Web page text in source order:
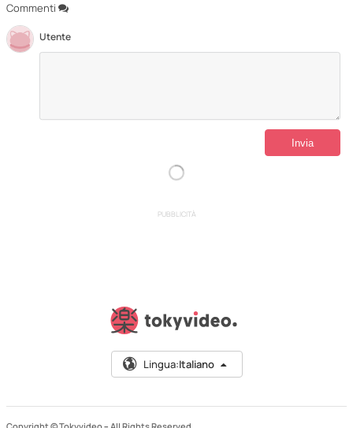
Commenti
Utente
PUBBLICITÀ
Lingua:Italiano